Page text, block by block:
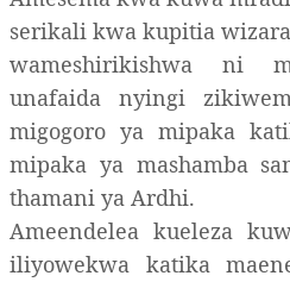
serikali kwa kupitia
wameshirikishwa ni
unafaida nyingi
migogoro ya mipaka
mipaka ya mashamba
thamani ya Ardhi.
Ameendelea kueleza
iliyowekwa katika